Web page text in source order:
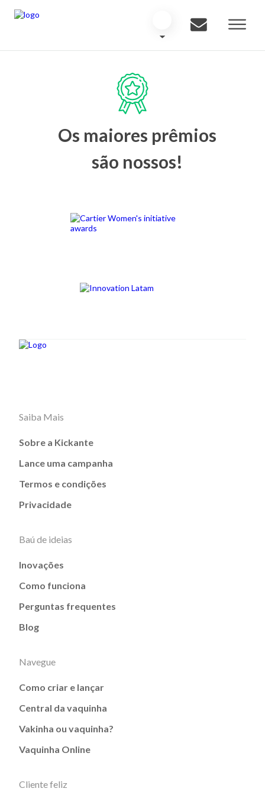
Os maiores prêmios
são nossos!
Saiba Mais
Sobre a Kickante
Lance uma campanha
Termos e condições
Privacidade
Baú de ideias
Inovações
Como funciona
Perguntas frequentes
Blog
Navegue
Como criar e lançar
Central da vaquinha
Vakinha ou vaquinha?
Vaquinha Online
Cliente feliz